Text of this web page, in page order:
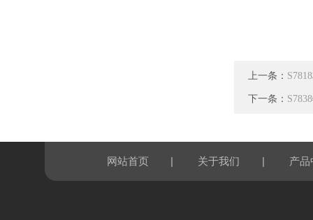
上一条：
下一条：
网站首页 | 关于我们 | 产品